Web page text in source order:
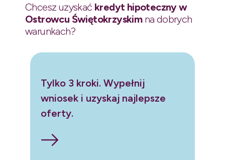
Chcesz uzyskać kredyt hipoteczny w
Ostrowcu Świętokrzyskimna dobrych
warunkach?
Tylko 3 kroki. Wypełnij
wniosek i uzyskaj najlepsze
oferty.